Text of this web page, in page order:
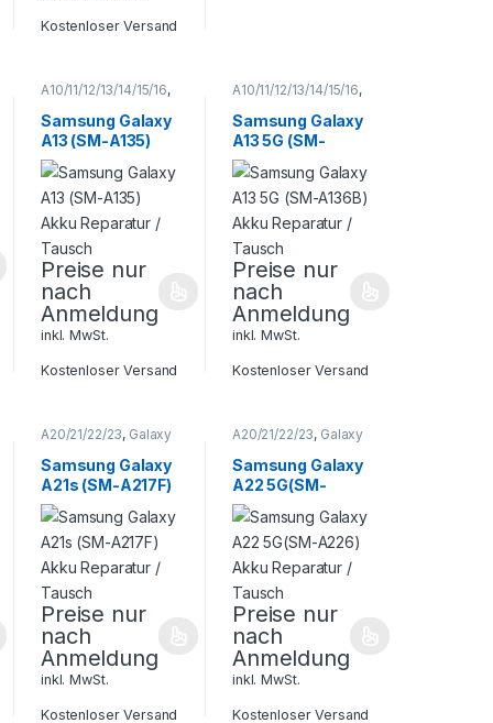
Kostenloser Versand
A10/11/12/13/14/15/16,
Samsung,
Smartphone
Reparatur
Samsung Galaxy
A13 (SM-A135)
Akku Reparatur /
Tausch
Preise nur
nach
Anmeldung
inkl. MwSt.
Kostenloser Versand
A10/11/12/13/14/15/16,
Samsung,
Smartphone
Reparatur
Samsung Galaxy
A13 5G (SM-
A136B) Akku
Reparatur /
Tausch
Preise nur
nach
Anmeldung
inkl. MwSt.
Kostenloser Versand
A20/21/22/23, Galaxy
Smartphone
Reparatur
Samsung Galaxy
A21s (SM-A217F)
Akku Reparatur /
Tausch
Preise nur
nach
Anmeldung
inkl. MwSt.
Kostenloser Versand
A20/21/22/23, Galaxy
Smartphone
Reparatur
Samsung Galaxy
A22 5G(SM-
A226) Akku
Reparatur /
Tausch
Preise nur
nach
Anmeldung
inkl. MwSt.
Kostenloser Versand